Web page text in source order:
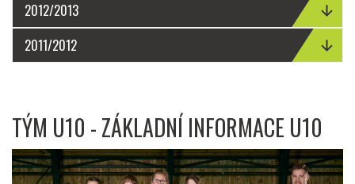
2012/2013
2011/2012
TÝM U10 - ZÁKLADNÍ INFORMACE U10